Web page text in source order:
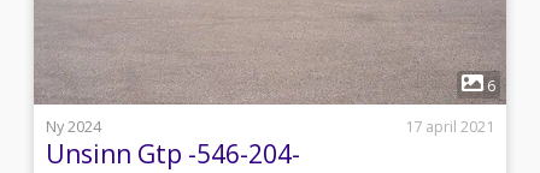
1
6
Ny 2024
17 april 2021
Unsinn Gtp -546-204-